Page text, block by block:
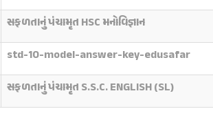
સફળતાનું પંચામૃત HSC મનોવિજ્ઞાન
std-10-model-answer-key-edusafar
સફળતાનું પંચામૃત S.S.C. ENGLISH (SL)